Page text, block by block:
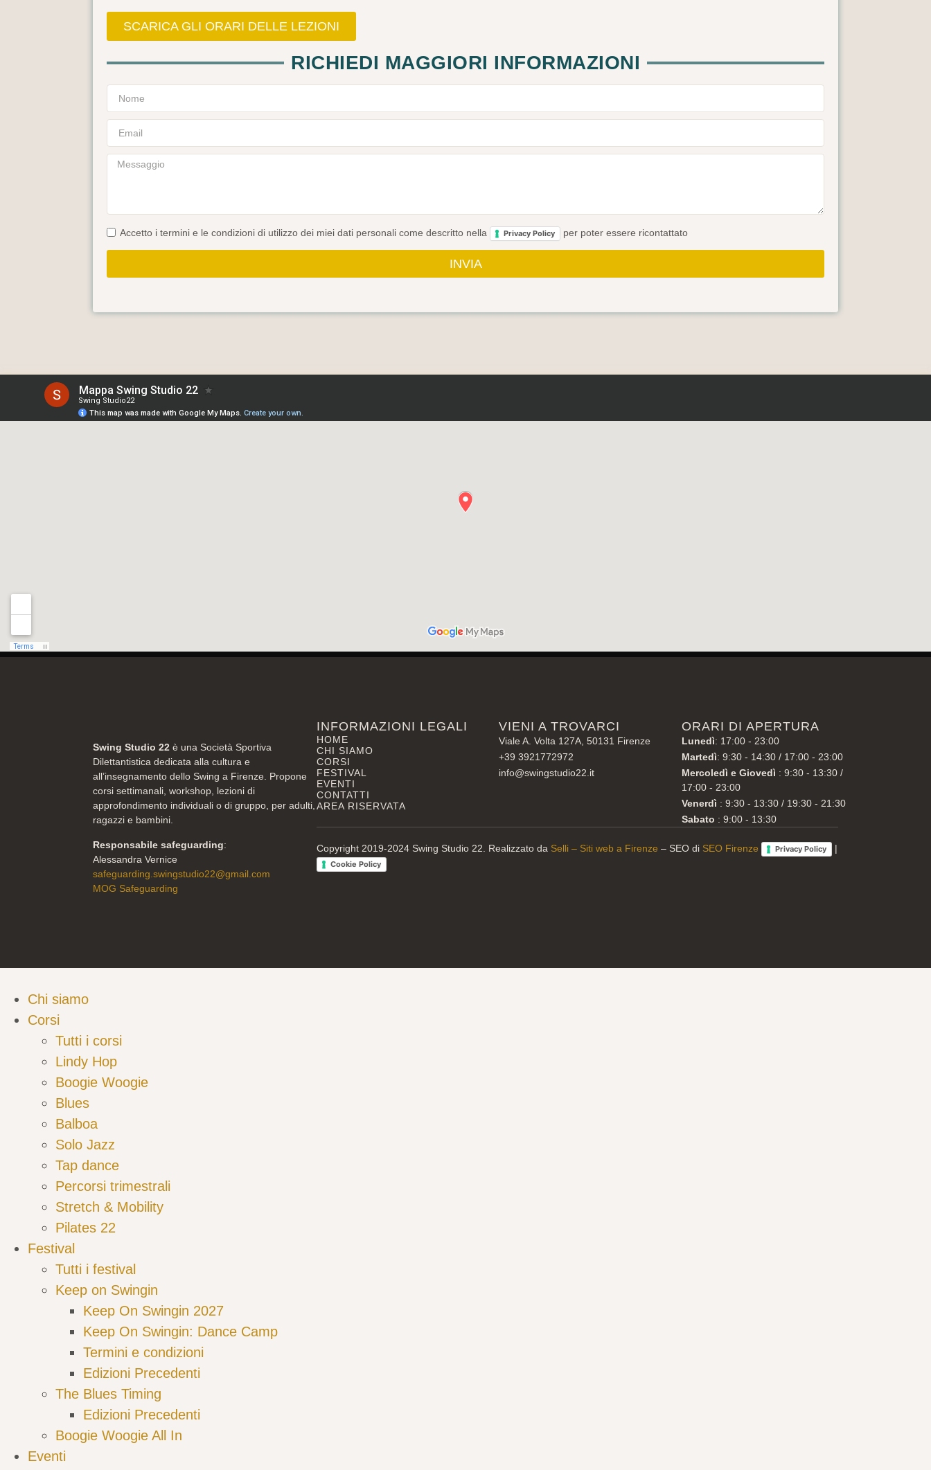
SCARICA GLI ORARI DELLE LEZIONI
RICHIEDI MAGGIORI INFORMAZIONI
Accetto i termini e le condizioni di utilizzo dei miei dati personali come descritto nella Privacy Policy per poter essere ricontattato
INVIA
Swing Studio 22 è una Società Sportiva
Dilettantistica dedicata alla cultura e
all’insegnamento dello Swing a Firenze. Propone
corsi settimanali, workshop, lezioni di
approfondimento individuali o di gruppo, per adulti,
ragazzi e bambini.
Responsabile safeguarding:
Alessandra Vernice
safeguarding.swingstudio22@gmail.com
MOG Safeguarding
INFORMAZIONI LEGALI
HOME
CHI SIAMO
CORSI
FESTIVAL
EVENTI
CONTATTI
AREA RISERVATA
VIENI A TROVARCI
Viale A. Volta 127A, 50131 Firenze
+39 3921772972
info@swingstudio22.it
ORARI DI APERTURA
Lunedì: 17:00 - 23:00
Martedì: 9:30 - 14:30 / 17:00 - 23:00
Mercoledì e Giovedì : 9:30 - 13:30 /
17:00 - 23:00
Venerdì : 9:30 - 13:30 / 19:30 - 21:30
Sabato : 9:00 - 13:30
Copyright 2019-2024 Swing Studio 22. Realizzato da Selli – Siti web a Firenze – SEO di SEO Firenze Privacy Policy |
Cookie Policy
Chi siamo
Corsi
Tutti i corsi
Lindy Hop
Boogie Woogie
Blues
Balboa
Solo Jazz
Tap dance
Percorsi trimestrali
Stretch & Mobility
Pilates 22
Festival
Tutti i festival
Keep on Swingin
Keep On Swingin 2027
Keep On Swingin: Dance Camp
Termini e condizioni
Edizioni Precedenti
The Blues Timing
Edizioni Precedenti
Boogie Woogie All In
Eventi